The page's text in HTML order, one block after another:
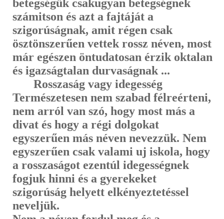
betegségük csakugyan betegségnek
számitson és azt a fajtáját a
szigorúságnak, amit régen csak
ösztönszerűen vettek rossz néven, most
már egészen öntudatosan érzik oktalan
és igaz­ságtalan durvaságnak ...
Rosszaság vagy idegesség
Természetesen nem szabad félreérteni,
nem arról van szó, hogy most más a
divat és hogy a régi dolgokat
egyszerűen más néven nevezzük. Nem
egyszerűen csak valami uj iskola, hogy
a rosszaságot ezentúl idegességnek
fogjuk hinni és a gyerekeket
szigorúság helyett elkényeztetéssel
neveljük.